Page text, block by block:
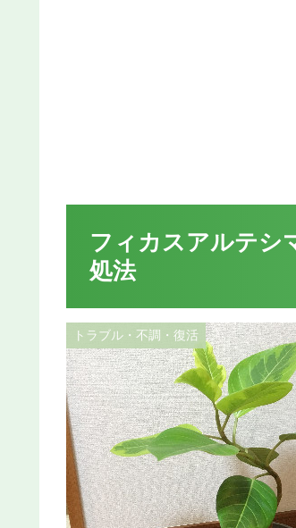
フィカスアルテシ
処法
トラブル・不調・復活